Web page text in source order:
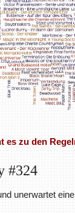
es zu den
#324
unerwartet